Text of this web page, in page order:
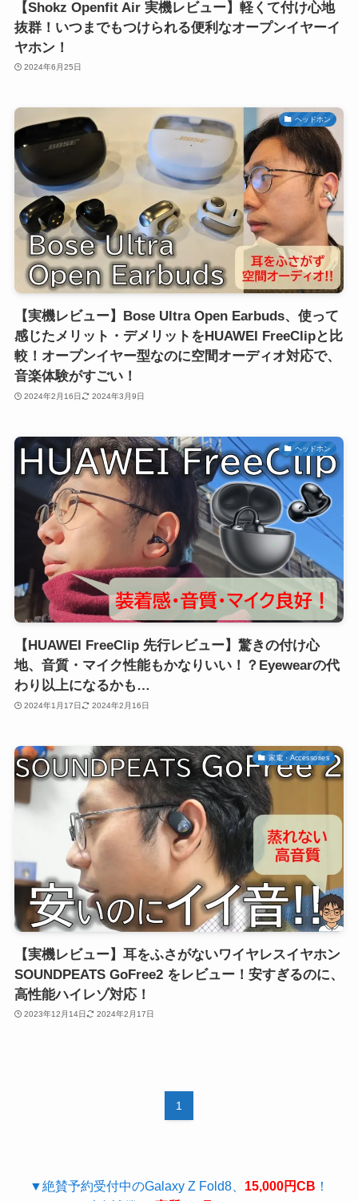
【Shokz Openfit Air 実機レビュー】軽くて付け心地
抜群！いつまでもつけられる便利なオープンイヤーイ
ヤホン！
2024年6月25日
ヘッドホン
【実機レビュー】Bose Ultra Open Earbuds、使って
感じたメリット・デメリットをHUAWEI FreeClipと比
較！オープンイヤー型なのに空間オーディオ対応で、
音楽体験がすごい！
2024年2月16日 2024年3月9日
ヘッドホン
【HUAWEI FreeClip 先行レビュー】驚きの付け心
地、音質・マイク性能もかなりいい！？Eyewearの代
わり以上になるかも…
2024年1月17日 2024年2月16日
家電・Accessories
【実機レビュー】耳をふさがないワイヤレスイヤホン
SOUNDPEATS GoFree2 をレビュー！安すぎるのに、
高性能ハイレゾ対応！
2023年12月14日 2024年2月17日
1
▼絶賛予約受付中のGalaxy Z Fold8、 15,000円CB ！